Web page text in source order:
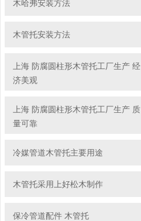
木哈弗安装方法
木管托安装方法
上海 防腐圆柱形木管托工厂生产 经
济美观
上海 防腐圆柱形木管托工厂生产 质
量可靠
冷媒管道木管托主要用途
木管托采用上好松木制作
保冷管道配件 木管托